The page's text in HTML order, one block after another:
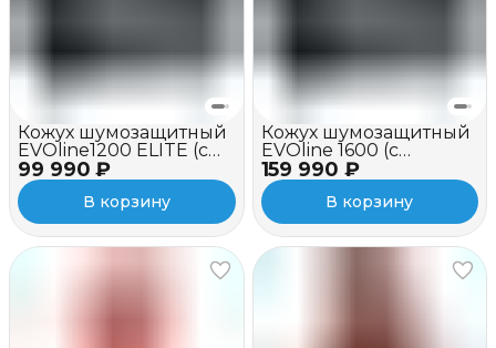
99 990 ₽
Кожух шумозащитный
EVOline1200 ELITE (c
вентилятором)
В корзину
159 990 ₽
Кожух шумозащитный
EVOline 1600 (c
вентилятором)
В корзину